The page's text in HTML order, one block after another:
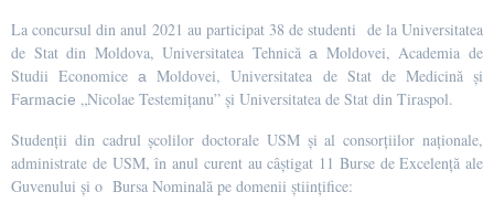
La concursul din anul 2021 au participat 38 de studenti de la Universitatea
de Stat din Moldova, Universitatea Tehnică а Moldovei, Academia de
Studii Economice а Moldovei, Universitatea de Stat de Medicină și
Fаrmасiе „Nicolae Testemițanu” și Universitatea de Stat din Tiraspol.
Studenții din cadrul școlilor doctorale USM și al consorțiilor naționale,
administrate de USM, în anul curent au câștigat 11 Burse de Excelență ale
Guvenului și o Bursa Nominală pe domenii științifice: